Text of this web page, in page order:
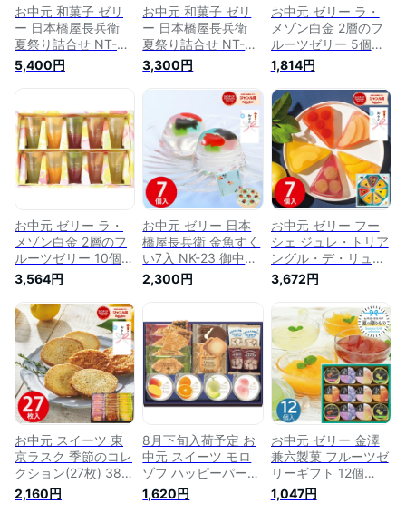
小分け のし
お中元 和菓子 ゼリ
ー 日本橋屋長兵衛
夏祭り詰合せ NT-50
送料無料 御中元 金
魚ゼリー お菓子 ス
菓子 詰め合わせ セ
ット 夏 ギフト プレ
ゼント 内祝い お返
し 出産 結婚 香典返
し お供え 初盆 快気
祝い お見舞い お礼
5,400円
お中元 和菓子 ゼリ
ー 日本橋屋長兵衛
夏祭り詰合せ NT-30
御中元 お菓子 スイ
ーツ 菓子折り 洋菓
子 詰め合わせ セッ
ト ギフト プレゼン
ト 内祝い お返し 出
産 結婚 香典返し 快
気祝い お見舞い お
礼 個包装 小分け の
し
3,300円
お中元 ゼリー ラ・
メゾン白金 2層のフ
ルーツゼリー 5個
98663 御中元 お菓
子 スイーツ 洋菓子
菓子折り 詰め合わせ
セット お取り寄せ
夏 ギフト 暑中見舞
い お礼 小分け 個包
装 内祝い お返し 結
婚 出産 香典返し の
し
1,814円
お中元 ゼリー ラ・
メゾン白金 2層のフ
ルーツゼリー 10個
98664 御中元 お菓
子 スイーツ 洋菓子
菓子折り 詰め合わせ
セット お取り寄せ
夏 ギフト 暑中見舞
い お礼 小分け 個包
装 内祝い お返し 結
婚 出産 香典返し の
し
3,564円
お中元 ゼリー 日本
橋屋長兵衛 金魚すく
い7入 NK-23 御中元
お菓子 スイーツ 菓
子折り 和菓子 洋菓
ト ギフト プレゼン
ト 内祝い お返し 出
産 結婚 香典返し 快
気祝い お見舞い お
礼 個包装 小分け の
し
2,300円
お中元 ゼリー フー
シェ ジュレ・トリア
ングル・デ・リュク
ス GTL-30 送料無料
御中元 白桃 佐藤錦
お菓子 スイーツ 菓
子折り 洋菓子 詰め
合わせ セット 夏 ギ
フト プレゼント 内
祝い お返し 出産 結
婚 香典返し お供え
初盆 快気祝い お見
舞い お礼 個包装 小
分け のし
3,672円
お中元 スイーツ 東
京ラスク 季節のコレ
クション(27枚) 382
御中元 瀬戸内レモン
お菓子 菓子折り 洋
2,160円
8月下旬入荷予定 お
中元 スイーツ モロ
ゾフ ハッピーパーテ
ィS 16個 MO-0047
御中元 ゼリー クッ
1,620円
お中元 ゼリー 金澤
兼六製菓 フルーツゼ
リーギフト 12個
EFG-10 御中元 お菓
子 スイーツ 洋菓子
1,047円